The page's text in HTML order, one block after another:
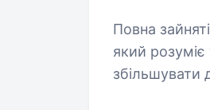
Повна зайнятість.
який розуміє
збільшувати